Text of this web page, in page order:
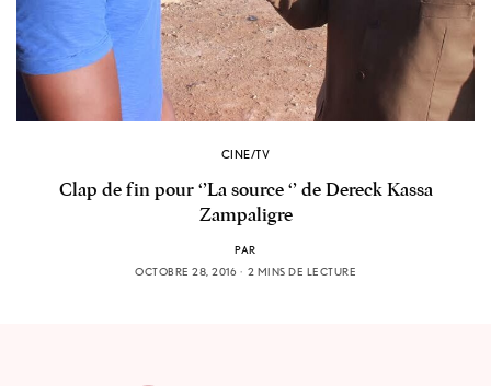
CINE/TV
Clap de fin pour ‘’La source ‘’ de Dereck Kassa
Zampaligre
PAR
OCTOBRE 28, 2016
2 MINS DE LECTURE